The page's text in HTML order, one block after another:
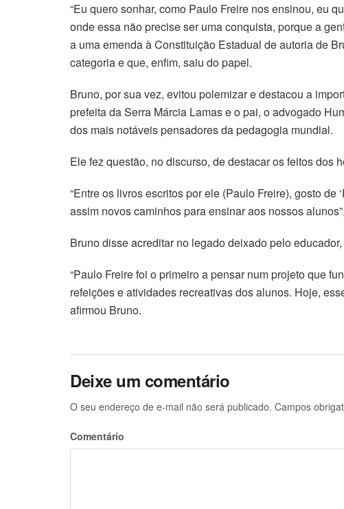
“Eu quero sonhar, como Paulo Freire nos ensinou, eu
onde essa não precise ser uma conquista, porque a
a uma emenda à Constituição Estadual de autoria de
categoria e que, enfim, saiu do papel.
Bruno, por sua vez, evitou polemizar e destacou a
prefeita da Serra Márcia Lamas e o pai, o advogado
dos mais notáveis pensadores da pedagogia mundial.
Ele fez questão, no discurso, de destacar os feitos dos
“Entre os livros escritos por ele (Paulo Freire), gosto
assim novos caminhos para ensinar aos nossos
Bruno disse acreditar no legado deixado pelo
“Paulo Freire foi o primeiro a pensar num projeto que
refeições e atividades recreativas dos alunos. Hoje,
afirmou Bruno.
Deixe um comentário
O seu endereço de e-mail não será publicado. Campos
Comentário